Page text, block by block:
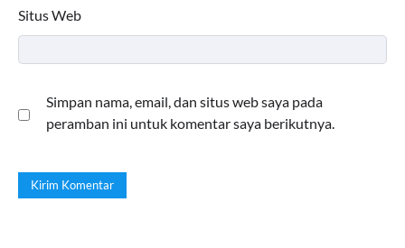
Situs Web
Simpan nama, email, dan situs web saya pada
peramban ini untuk komentar saya berikutnya.